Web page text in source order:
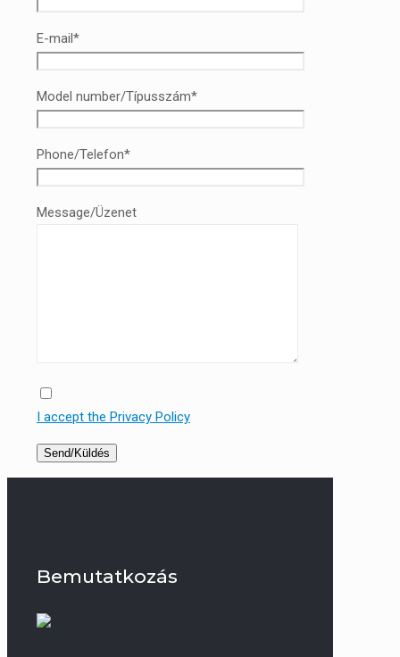
E-mail*
Model number/Típusszám*
Phone/Telefon*
Message/Üzenet
I accept the Privacy Policy
Bemutatkozás